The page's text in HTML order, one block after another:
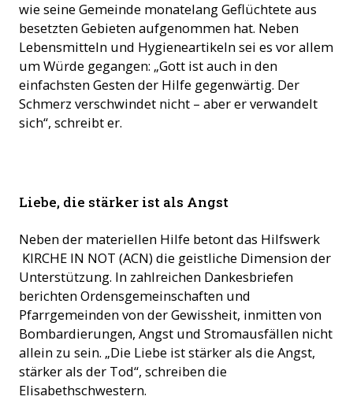
wie seine Gemeinde monatelang Geflüchtete aus
besetzten Gebieten aufgenommen hat. Neben
Lebensmitteln und Hygieneartikeln sei es vor allem
um Würde gegangen: „Gott ist auch in den
einfachsten Gesten der Hilfe gegenwärtig. Der
Schmerz verschwindet nicht – aber er verwandelt
sich“, schreibt er.
in der Ukraine. (Foto: ACN)
Liebe, die stärker ist als Angst
Neben der materiellen Hilfe betont das Hilfswerk
KIRCHE IN NOT (ACN) die geistliche Dimension der
Unterstützung. In zahlreichen Dankesbriefen
berichten Ordensgemeinschaften und
Pfarrgemeinden von der Gewissheit, inmitten von
Bombardierungen, Angst und Stromausfällen nicht
allein zu sein. „Die Liebe ist stärker als die Angst,
stärker als der Tod“, schreiben die
Elisabethschwestern.